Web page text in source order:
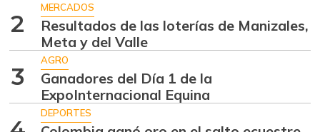
2
MERCADOS
Resultados de las loterías de Manizales,
Meta y del Valle
3
AGRO
Ganadores del Día 1 de la
ExpoInternacional Equina
DEPORTES